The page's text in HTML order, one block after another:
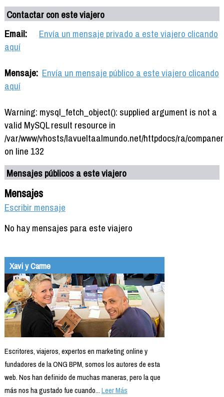
Contactar con este viajero
Email:
Envía un mensaje privado a este viajero clicando
aquí
Mensaje: Envía un mensaje público a este viajero clicando
aquí
Warning: mysql_fetch_object(): supplied argument is not a
valid MySQL result resource in
/var/www/vhosts/lavueltaalmundo.net/httpdocs/ra/
on line 132
Mensajes públicos a este viajero
Mensajes
Escribir mensaje
No hay mensajes para este viajero
Xavi y Carme
Escritores, viajeros, expertos en marketing online y
fundadores de la ONG BPM, somos los autores de esta
web. Nos han definido de muchas maneras, pero la que
más nos ha gustado fue cuando...Leer Más